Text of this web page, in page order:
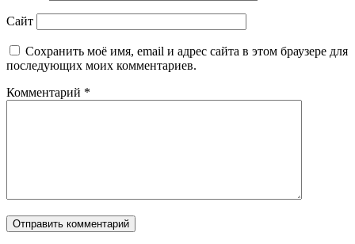
Сайт
Сохранить моё имя, email и адрес сайта в этом браузере для
последующих моих комментариев.
Комментарий *